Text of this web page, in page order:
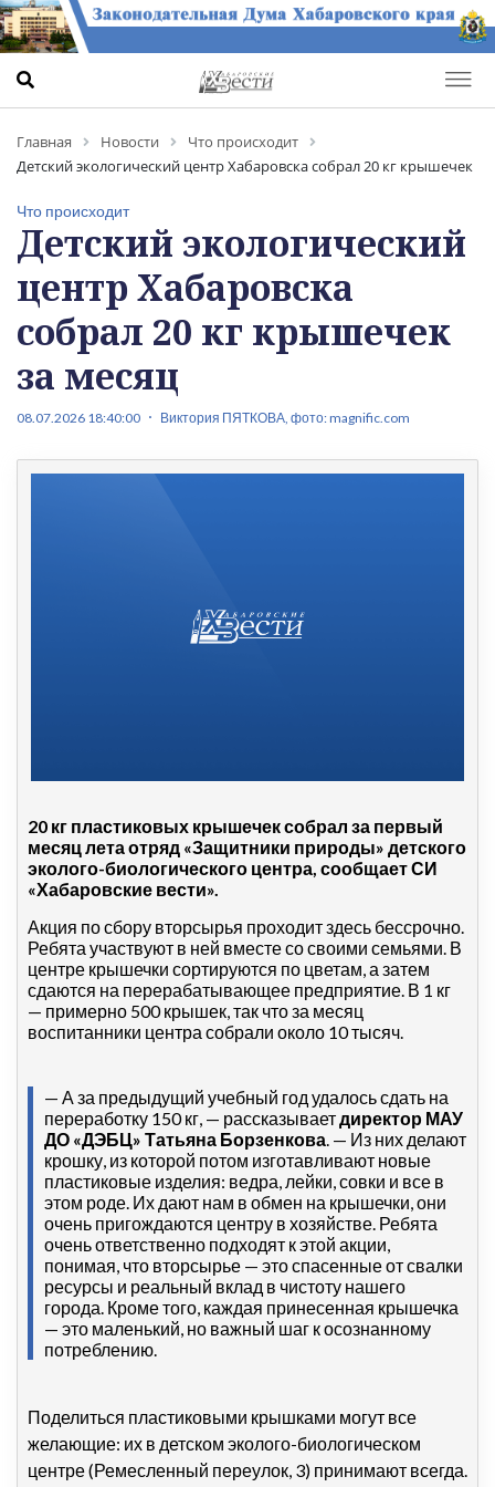
Главная Новости
Что происходит
Детский экологический центр Хабаровска собрал 20 кг крышечек
Что происходит
Детский экологический
центр Хабаровска
собрал 20 кг крышечек
за месяц
08.07.2026 18:40:00 Виктория ПЯТКОВА, фото: magnific.com
20 кг пластиковых крышечек собрал за первый
месяц лета отряд «Защитники природы» детского
эколого-биологического центра, сообщает СИ
«Хабаровские вести».
Акция по сбору вторсырья проходит здесь бессрочно.
Ребята участвуют в ней вместе со своими семьями. В
центре крышечки сортируются по цветам, а затем
сдаются на перерабатывающее предприятие. В 1 кг
— примерно 500 крышек, так что за месяц
воспитанники центра собрали около 10 тысяч.
— А за предыдущий учебный год удалось сдать на
переработку 150 кг, — рассказываетдиректор МАУ
ДО «ДЭБЦ» Татьяна Борзенкова. — Из них делают
крошку, из которой потом изготавливают новые
пластиковые изделия: ведра, лейки, совки и все в
этом роде. Их дают нам в обмен на крышечки, они
очень пригождаются центру в хозяйстве. Ребята
очень ответственно подходят к этой акции,
понимая, что вторсырье — это спасенные от свалки
ресурсы и реальный вклад в чистоту нашего
города. Кроме того, каждая принесенная крышечка
— это маленький, но важный шаг к осознанному
потреблению.
Поделиться пластиковыми крышками могут все
желающие: их в детском эколого-биологическом
центре (Ремесленный переулок, 3) принимают всегда.